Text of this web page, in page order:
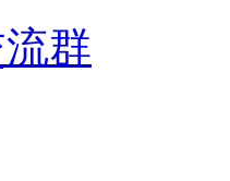
群